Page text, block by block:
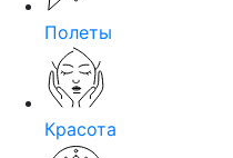
Полеты
Красота